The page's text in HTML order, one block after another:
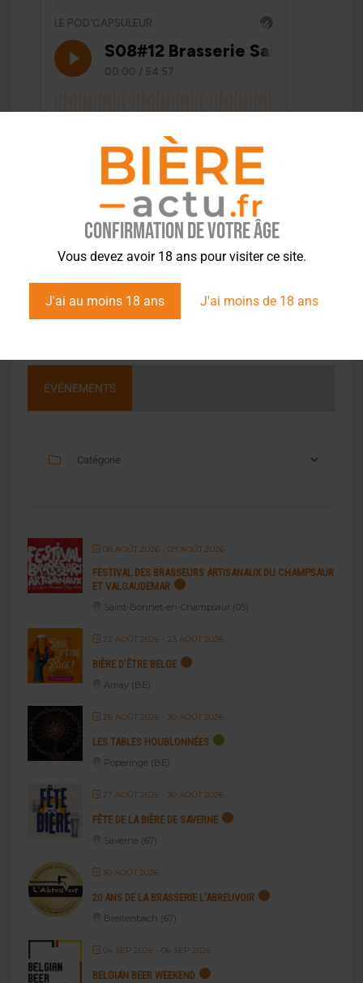
Confirmation de votre âge
Vous devez avoir 18 ans pour visiter ce site.
J'ai au moins 18 ans J'ai moins de 18 ans
ÉVÉNEMENTS
08 AOÛT 2026- 09 AOÛT 2026
FESTIVAL DES BRASSEURS ARTISANAUX DU CHAMPSAUR
ET VALGAUDEMAR
Saint-Bonnet-en-Champsaur (05)
22 AOÛT 2026- 23 AOÛT 2026
BIÈRE D’ÊTRE BELGE
Amay (BE)
26 AOÛT 2026- 30 AOÛT 2026
LES TABLES HOUBLONNÉES
Poperinge (BE)
27 AOÛT 2026- 30 AOÛT 2026
FÊTE DE LA BIÈRE DE SAVERNE
Saverne (67)
30 AOÛT 2026
20 ANS DE LA BRASSERIE L’ABREUVOIR
Breitenbach (67)
04 SEP 2026- 06 SEP 2026
BELGIAN BEER WEEKEND